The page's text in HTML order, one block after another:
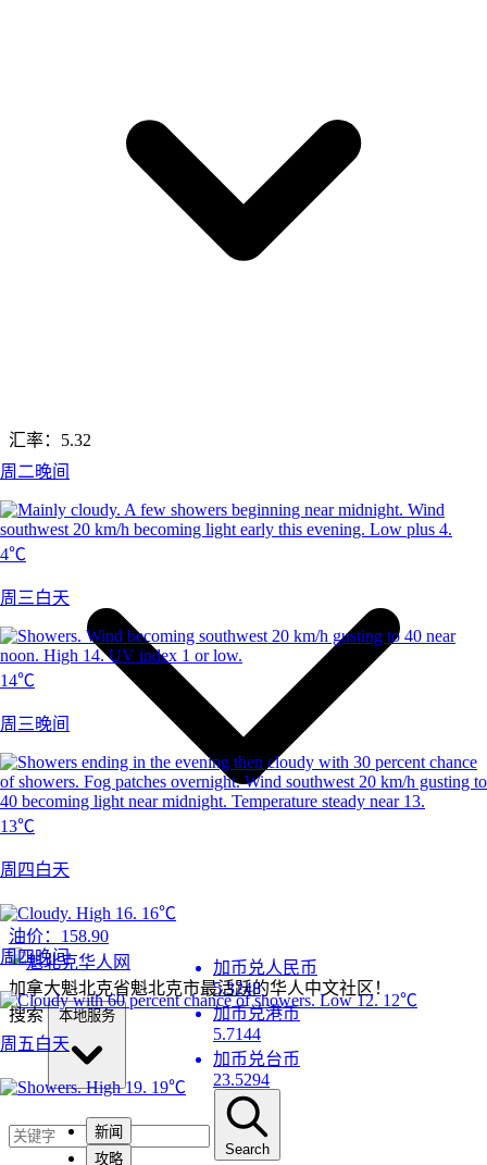
周二晚间
4℃
周三白天
14℃
周三晚间
13℃
周四白天
16℃
周四晚间
12℃
周五白天
19℃
汇率： 5.32
加币兑人民币
5.3248
加币兑港币
5.7144
加币兑台币
23.5294
油价： 158.90
加拿大魁北克省魁北克市最活跃的华人中文社区！
搜索
新闻
攻略
Search